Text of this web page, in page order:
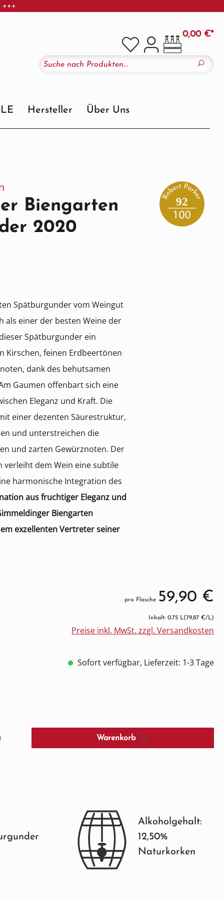
0,00 €*
Hersteller Über Uns
Biengarten
2020
Spätburgunder vom Weingut
als einer der besten Weine der
Spätburgunder ein
Kirschen, feinen Erdbeertönen
dank des behutsamen
Gaumen offenbart sich eine
Eleganz und Kraft. Die
einer dezenten Säurestruktur,
und unterstreichen die
und zarten Gewürznoten. Der
verleiht dem Wein eine subtile
harmonische Integration des
aus fruchtiger Eleganz und
Biengarten
exzellenten Vertreter seiner
92
pro Flasche 59,90 €
Inhalt: 0.75 L(79,87 €/L)
Preise inkl. MwSt. zzgl. Versandkosten
Sofort verfügbar, Lieferzeit: 1-3 Tage
Warenkorb
Alkoholgehalt:
12,50%
Naturkorken